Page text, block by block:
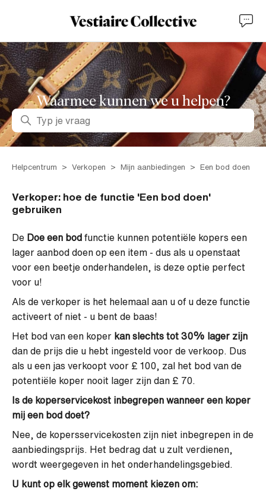
Waarmee kunnen we u helpen?
Zoeken
Helpcentrum Verkopen Mijn aanbiedingen Een bod doen
Verkoper: hoe de functie 'Een bod doen'
gebruiken
De Doe een bod functie kunnen potentiële kopers een
lager aanbod doen op een item - dus als u openstaat
voor een beetje onderhandelen, is deze optie perfect
voor u!
Als de verkoper is het helemaal aan u of u deze functie
activeert of niet - u bent de baas!
Het bod van een koper kan slechts tot 30% lager zijn
dan de prijs die u hebt ingesteld voor de verkoop. Dus
als u een jas verkoopt voor £ 100, zal het bod van de
potentiële koper nooit lager zijn dan £ 70.
Is de koperservicekost inbegrepen wanneer een koper
mij een bod doet?
Nee, de kopersservicekosten zijn niet inbegrepen in de
aanbiedingsprijs. Het bedrag dat u zult verdienen,
wordt weergegeven in het onderhandelingsgebied.
U kunt op elk gewenst moment kiezen om: